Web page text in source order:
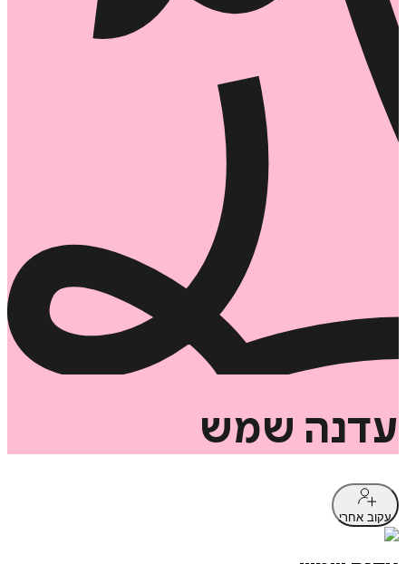
עדנה שמש
עקוב אחרי